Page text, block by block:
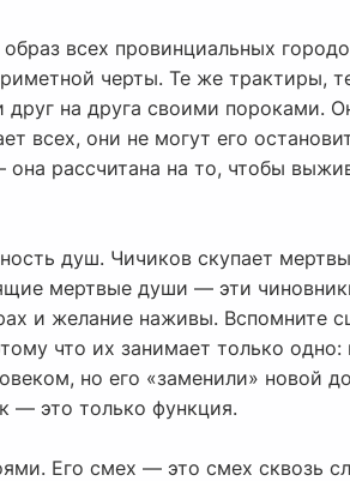
всех провинциальных
черты. Те же трактиры,
на друга своими пороками.
всех, они не могут его
рассчитана на то, чтобы
душ. Чичиков скупает
мертвые души — эти
и желание наживы. Вспомните
что их занимает только одно:
но его «заменили» новой
— это только функция.
Его смех — это смех сквозь